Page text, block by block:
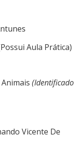
Aula Prática)
(Identificado
Vicente De